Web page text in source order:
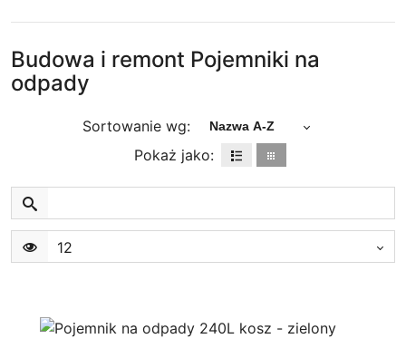
Budowa i remont Pojemniki na
odpady
Sortowanie wg: Nazwa A-Z
Pokaż jako:
12